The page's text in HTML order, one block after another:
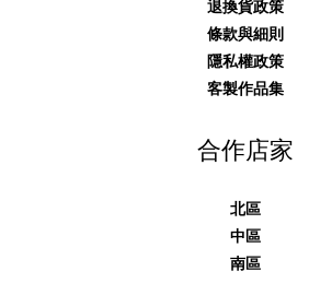
退換貨政策
條款與細則
隱私權政策
客製作品集
合作店家
北區
中區
南區